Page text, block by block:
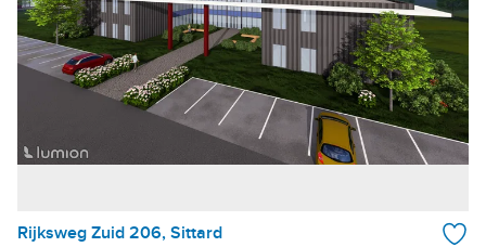
Rijksweg Zuid 206, Sittard